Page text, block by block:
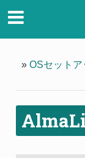
» OSセットア